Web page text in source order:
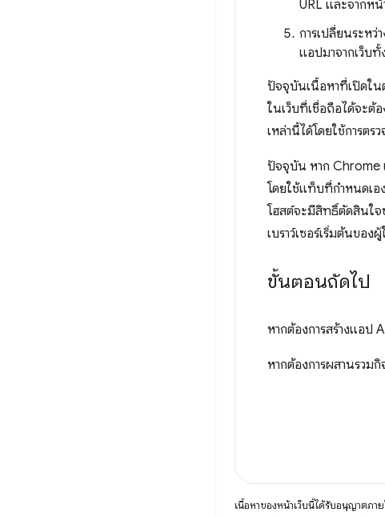
URL และจากหน้
การเปลี่ยนระหว่
แอปมาจากเว็บ
ปัจจุบันเนื้อหาที่เปิดใน
ในเว็บที่เชื่อถือได้จะต้
เหล่านี้ได้โดยใช้การตร
ปัจจุบัน หาก Chrome
โดยใช้แท็บที่กำหนดเอ
โฮสต์จะมีสิทธิ์ตัดสินใจ
เบราว์เซอร์เริ่มต้นของ
ขั้นตอนถัดไป
หากต้องการสร้างแอป
หากต้องการผสานรวม
เนื้อหาของหน้าเว็บนี้ได้รับอนุญาตภา